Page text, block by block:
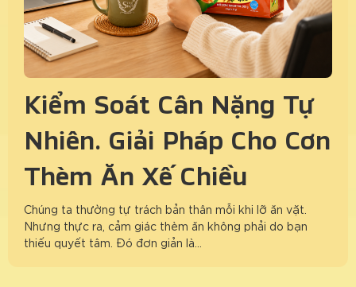
Kiểm Soát Cân Nặng Tự
Nhiên: Giải Pháp Cho Cơn
Thèm Ăn Xế Chiều
Chúng ta thường tự trách bản thân mỗi khi lỡ ăn vặt.
Nhưng thực ra, cảm giác thèm ăn không phải do bạn
thiếu quyết tâm. Đó đơn giản là…